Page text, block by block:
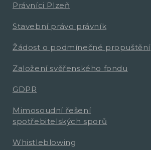
Právníci Plzeň
Stavební právo právník
Žádost o podmínečné propuštění
Založení svěřenského fondu
GDPR
Mimosoudní řešení
spotřebitelských sporů
Whistleblowing